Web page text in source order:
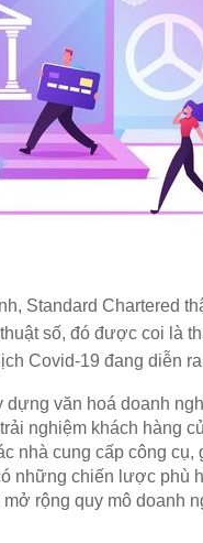
Standard Chartered
số, đó được coi là
Covid-19 đang diễn
văn hoá doanh
nghiệm khách hàng
nhà cung cấp công
những chiến lược phù
rộng quy mô doanh